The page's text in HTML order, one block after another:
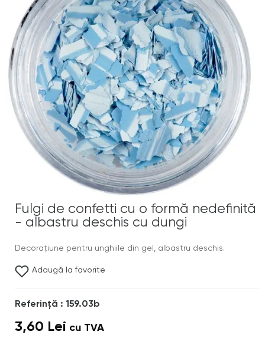
Fulgi de confetti cu o formă nedefinită
- albastru deschis cu dungi
Decoraţiune pentru unghiile din gel, albastru deschis.
Adaugă la favorite
Referinţă : 159.03b
3,60 Lei cu TVA